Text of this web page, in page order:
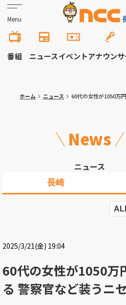
Menu
番組 ニュースイベントアナウンサ
ホーム ニュース 60代の女性が1050万円だ
News
ニュース
長崎
2025/3/21(金) 19:04
60代の女性が1050万
る 警察官など装うニ